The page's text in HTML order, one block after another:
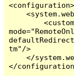
<configuration>
    <system.web>
        <customErrors
tm"/>
    </system.web>
</